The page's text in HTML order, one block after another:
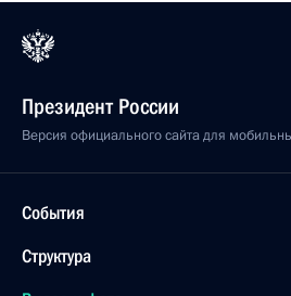
Президент России
Версия официального сайта для
События
Структура